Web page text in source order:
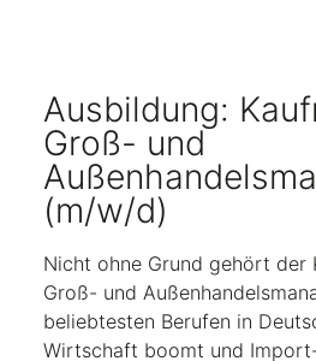
Ausbildung:
Groß- und
(m/w/d)
Nicht ohne Grund gehört der
Groß- und
beliebtesten Berufen in
Wirtschaft boomt und